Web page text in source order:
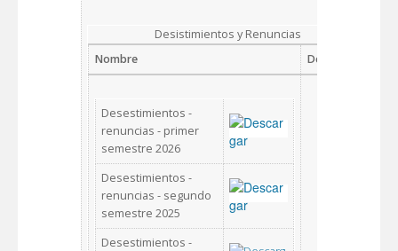
Desistimientos y Renuncias
Nombre
Descargar
Desestimientos -
renuncias - primer
semestre 2026
Desestimientos -
renuncias - segundo
semestre 2025
Desestimientos -